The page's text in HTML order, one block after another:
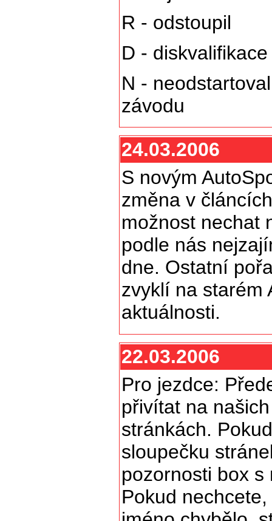
R - odstoupil
D - diskvalifikace
N -
závodu
24.03.2006
S novým
změna v
možnost nechat
podle nás
dne. Ostatní
zvyklí na starém
aktuálnosti.
22.03.2006
Pro jezdce:
přivítat na
stránkách.
sloupečku
pozornosti box s
Pokud